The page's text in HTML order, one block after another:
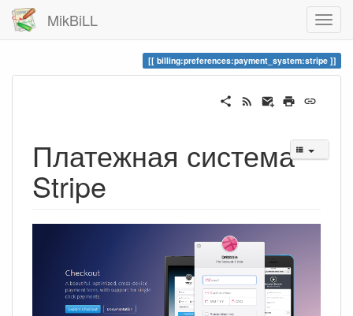
MikBiLL
billing:preferences:payment_system:stripe
Платежная система
Stripe